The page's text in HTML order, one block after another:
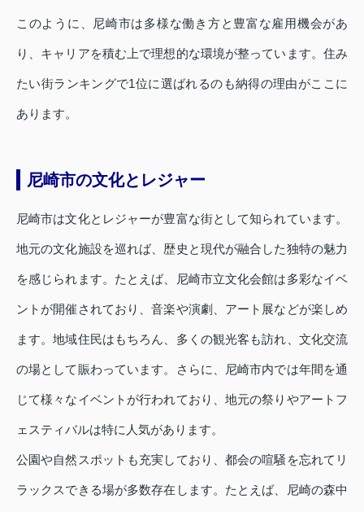
このように、尼崎市は多様な働き方と豊富な雇用機会があ
り、キャリアを積む上で理想的な環境が整っています。住み
たい街ランキングで1位に選ばれるのも納得の理由がここに
あります。
尼崎市の文化とレジャー
尼崎市は文化とレジャーが豊富な街として知られています。
地元の文化施設を巡れば、歴史と現代が融合した独特の魅力
を感じられます。たとえば、尼崎市立文化会館は多彩なイベ
ントが開催されており、音楽や演劇、アート展などが楽しめ
ます。地域住民はもちろん、多くの観光客も訪れ、文化交流
の場として賑わっています。さらに、尼崎市内では年間を通
じて様々なイベントが行われており、地元の祭りやアートフ
ェスティバルは特に人気があります。
公園や自然スポットも充実しており、都会の喧騒を忘れてリ
ラックスできる場が多数存在します。たとえば、尼崎の森中